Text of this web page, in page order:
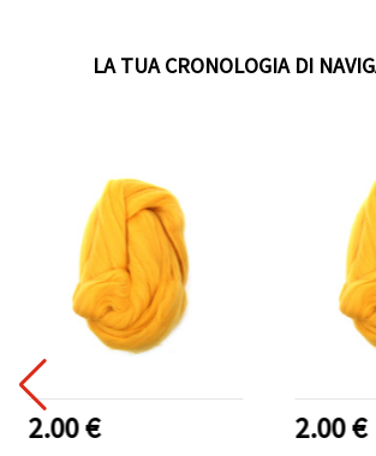
LA TUA CRONOLOGIA DI
2.00 € 2.00 €